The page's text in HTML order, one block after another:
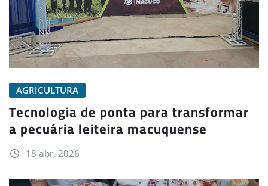
AGRICULTURA
Tecnologia de ponta para transformar
a pecuária leiteira macuquense
18 abr, 2026